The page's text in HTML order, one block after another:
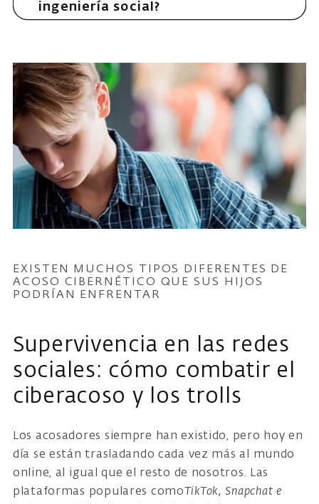
ingeniería social?
EXISTEN MUCHOS TIPOS DIFERENTES DE
ACOSO CIBERNÉTICO QUE SUS HIJOS
PODRÍAN ENFRENTAR
Supervivencia en las redes
sociales: cómo combatir el
ciberacoso y los trolls
Los acosadores siempre han existido, pero hoy en
día se están trasladando cada vez más al mundo
online, al igual que el resto de nosotros. Las
plataformas populares como TikTok, Snapchat e